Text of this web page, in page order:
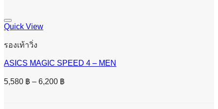
Quick View
รองเท้าวิ่ง
ASICS MAGIC SPEED 4 – MEN
5,580 ฿ – 6,200 ฿